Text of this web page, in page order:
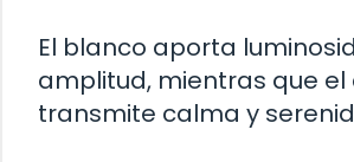
El blanco aporta
amplitud, mientras que el
transmite calma y